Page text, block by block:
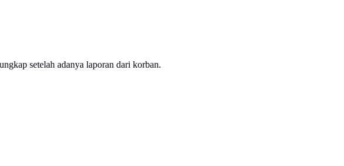
setelah adanya laporan dari korban.